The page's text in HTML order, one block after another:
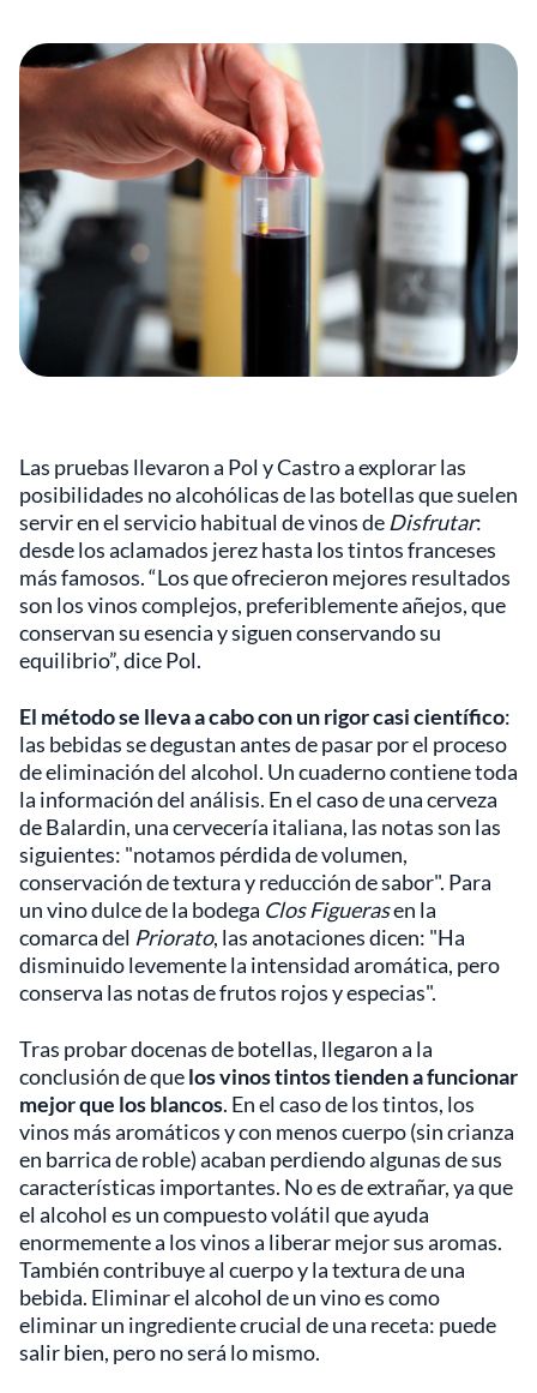
Las pruebas llevaron a Pol y Castro a explorar las
posibilidades no alcohólicas de las botellas que suelen
servir en el servicio habitual de vinos de Disfrutar:
desde los aclamados jerez hasta los tintos franceses
más famosos. “Los que ofrecieron mejores resultados
son los vinos complejos, preferiblemente añejos, que
conservan su esencia y siguen conservando su
equilibrio”, dice Pol.
El método se lleva a cabo con un rigor casi científico:
las bebidas se degustan antes de pasar por el proceso
de eliminación del alcohol. Un cuaderno contiene toda
la información del análisis. En el caso de una cerveza
de Balardin, una cervecería italiana, las notas son las
siguientes: "notamos pérdida de volumen,
conservación de textura y reducción de sabor". Para
un vino dulce de la bodega Clos Figuerasen la
comarca del Priorato, las anotaciones dicen: "Ha
disminuido levemente la intensidad aromática, pero
conserva las notas de frutos rojos y especias".
Tras probar docenas de botellas, llegaron a la
conclusión de quelos vinos tintos tienden a funcionar
mejor que los blancos. En el caso de los tintos, los
vinos más aromáticos y con menos cuerpo (sin crianza
en barrica de roble) acaban perdiendo algunas de sus
características importantes. No es de extrañar, ya que
el alcohol es un compuesto volátil que ayuda
enormemente a los vinos a liberar mejor sus aromas.
También contribuye al cuerpo y la textura de una
bebida. Eliminar el alcohol de un vino es como
eliminar un ingrediente crucial de una receta: puede
salir bien, pero no será lo mismo.